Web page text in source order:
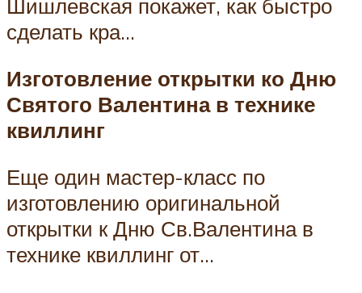
Шишлевская покажет, как быстро
сделать кра…
Изготовление открытки ко Дню
Святого Валентина в технике
квиллинг
Еще один мастер-класс по
изготовлению оригинальной
открытки к Дню Св.Валентина в
технике квиллинг от…